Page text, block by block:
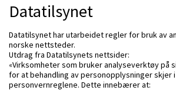
Datatilsynet
Datatilsynet har utarbeidet regler for bruk av
norske nettsteder.
Utdrag fra Datatilsynets nettsider:
«Virksomheter som bruker analyseverktøy på
for at behandling av personopplysninger skjer
personvernreglene. Dette innebærer at: